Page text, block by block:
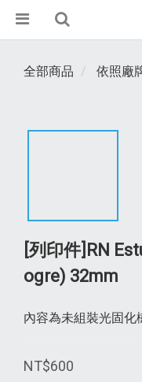
全部商品 依照廠
[列印件]RN
ogre) 32mm
內容為未組裝光固化
NT$600